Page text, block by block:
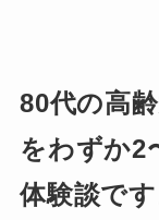
80代の高
をわずか2
体験談です